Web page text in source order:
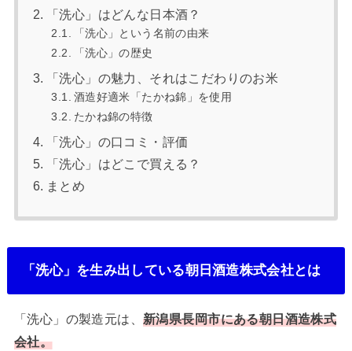
「洗心」はどんな日本酒？
「洗心」という名前の由来
「洗心」の歴史
「洗心」の魅力、それはこだわりのお米
酒造好適米「たかね錦」を使用
たかね錦の特徴
「洗心」の口コミ・評価
「洗心」はどこで買える？
まとめ
「洗心」を生み出している朝日酒造株式会社とは
「洗心」の製造元は、新潟県長岡市にある朝日酒造株式
会社。